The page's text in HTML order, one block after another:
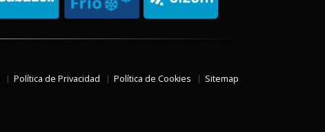
Política de Privacidad Política de Cookies Sitemap